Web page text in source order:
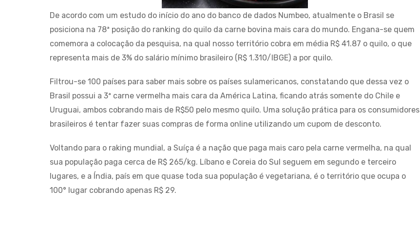
De acordo com um estudo do início do ano do banco de dados Numbeo, atualmente o Brasil se
posiciona na 78ª posição do ranking do quilo da carne bovina mais cara do mundo. Engana-se quem
comemora a colocação da pesquisa, na qual nosso território cobra em média R$ 41.87 o quilo, o que
representa mais de 3% do salário mínimo brasileiro (R$ 1.310/IBGE) a por quilo.
Filtrou-se 100 países para saber mais sobre os países sulamericanos, constatando que dessa vez o
Brasil possui a 3ª carne vermelha mais cara da América Latina, ficando atrás somente do Chile e
Uruguai, ambos cobrando mais de R$50 pelo mesmo quilo. Uma solução prática para os consumidores
brasileiros é tentar fazer suas compras de forma online utilizando um cupom de desconto.
Voltando para o raking mundial, a Suíça é a nação que paga mais caro pela carne vermelha, na qual
sua população paga cerca de R$ 265/kg. Líbano e Coreia do Sul seguem em segundo e terceiro
lugares, e a Índia, país em que quase toda sua população é vegetariana, é o território que ocupa o
100° lugar cobrando apenas R$ 29.